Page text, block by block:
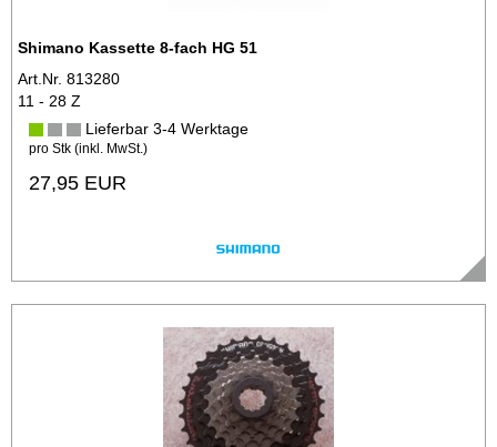
Shimano Kassette 8-fach HG 51
Art.Nr. 813280
11 - 28 Z
Lieferbar 3-4 Werktage
pro Stk (inkl. MwSt.)
27,95 EUR